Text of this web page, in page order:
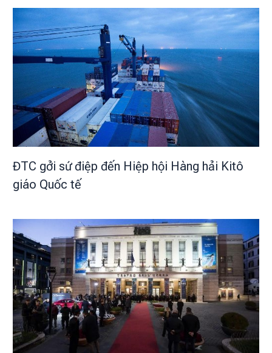
ĐTC gởi sứ điệp đến Hiệp hội Hàng hải Kitô
giáo Quốc tế